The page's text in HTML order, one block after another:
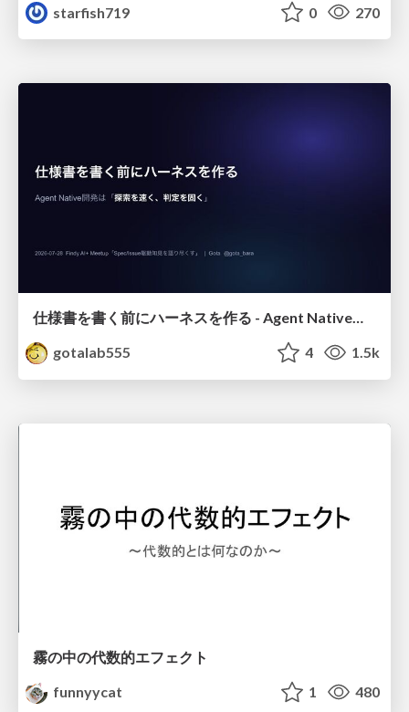
starfish719
0 270
仕様書を書く前にハーネスを作る - Agent Native開発は「探索を速く、判定を固く」
gotalab555
4 1.5k
霧の中の代数的エフェクト
funnyycat
1 480